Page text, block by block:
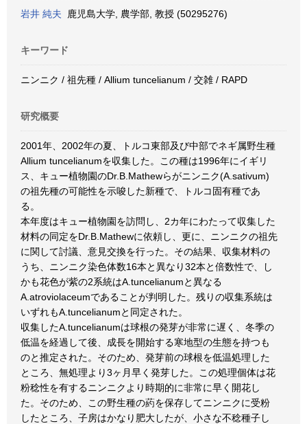
岩井 純夫 鹿児島大学, 農学部, 教授 (50295276)
キーワード
ニンニク / 祖先種 / Allium tuncelianum / 交雑 / RAPD
研究概要
2001年、2002年の夏、トルコ東部及び中部でネギ属野生種
Allium tuncelianumを収集した。この種は1996年にイギリ
ス、キュー植物園のDr.B.Mathewらがニンニク(A.sativum)
の祖先種の可能性を示唆した新種で、トルコ固有種であ
る。
本年度はキュー植物園を訪問し、2カ年にわたって収集した
材料の同定をDr.B.Mathewに依頼し、更に、ニンニクの祖先
に関して討議、意見交換を行った。その結果、収集材料の
うち、ニンニク染色体数16本と異なり32本と倍数性で、し
かも花色が紫の2系統はA.tuncelianumと異なる
A.atroviolaceumであることが判明した。残りの収集系統は
いずれもA.tuncelianumと同定された。
収集したA.tuncelianumは球根の発芽が非常に遅く、冬季の
低温を経過して後、成長を開始する寒地型の生態を持つも
のと推定された。そのため、発芽前の球根を低温処理した
ところ、無処理より3ヶ月早く発芽した。この処理個体は花
粉稔性を有するニンニクより時期的に非常に早く開花し
た。そのため、この野生種の葯を保存してニンニクに受粉
したところ、子房はかなり肥大したが、小さな不稔種子し